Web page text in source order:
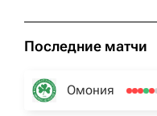
Последние матчи
Омония